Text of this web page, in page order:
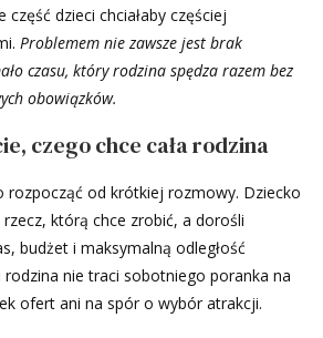
część dzieci chciałaby częściej
Problemem nie zawsze jest brak
czasu, który rodzina spędza razem bez
obowiązków.
czego chce cała rodzina
rozpocząć od krótkiej rozmowy. Dziecko
którą chce zrobić, a dorośli
budżet i maksymalną odległość
nie traci sobotniego poranka na
ofert ani na spór o wybór atrakcji.